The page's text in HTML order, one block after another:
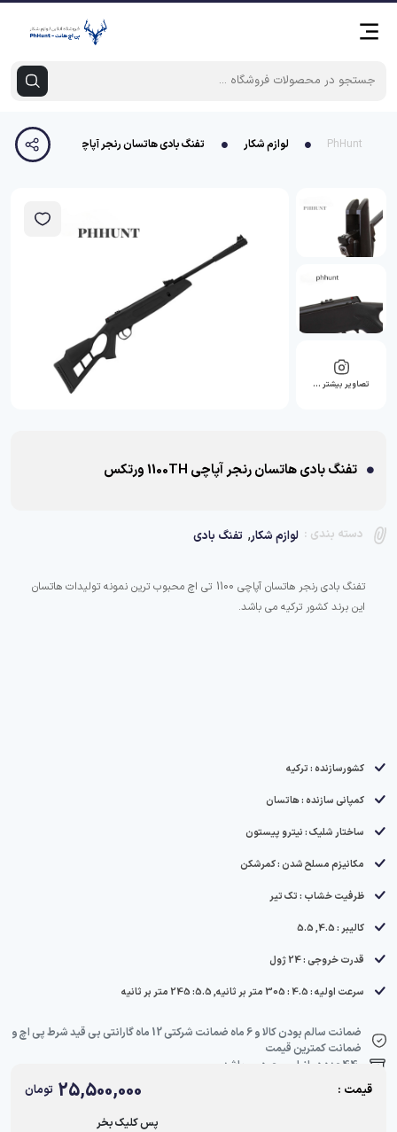
PhHunt لوازم شکار تفنگ بادی هاتسان رنجر آپاچی 1100TH ورتکس
تصاویر بیشتر …
تفنگ بادی هاتسان رنجر آپاچی 1100TH ورتکس
دسته بندی : لوازم شکار, تفنگ بادی
تفنگ بادی رنجر هاتسان آپاچی 1100 تی اچ محبوب ترین نمونه تولیدات هاتسان
این برند کشور ترکیه می باشد.
کشورسازنده : ترکیه
کمپانی سازنده : هاتسان
ساختار شلیک : نیترو پیستون
مکانیزم مسلح شدن : کمرشکن
ظرفیت خشاب : تک تیر
کالیبر : 4.5, 5.5
قدرت خروجی : 24 ژول
سرعت اولیه : 4.5 : 305 متر بر ثانیه, 5.5: 245 متر بر ثانیه
ضمانت سالم بودن کالا و 6 ماه ضمانت شرکتی 12 ماه گارانتی بی قید شرط پی اچ و
ضمانت کمترین قیمت
44 عدد در انبار موجود می‌باشد.
قیمت : 25,500,000 تومان
پس کلیک بخر